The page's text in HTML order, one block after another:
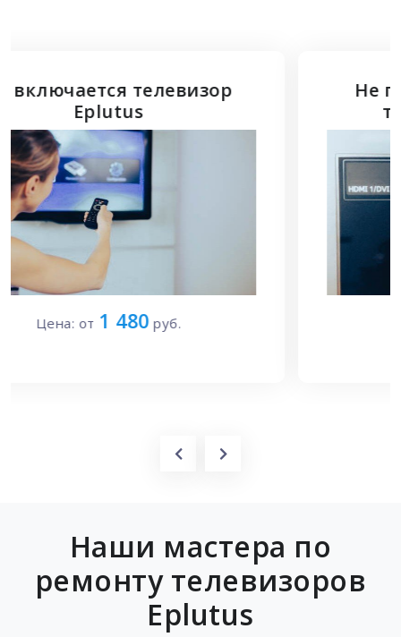
Не подключается HDMI к
телевизору Eplutus
Цена: от
Наши мастера по
ремонту телевизоров
Eplutus